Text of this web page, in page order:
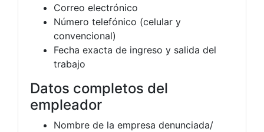
Correo electrónico
Número telefónico (celular y
convencional)
Fecha exacta de ingreso y salida del
trabajo
Datos completos del
empleador
Nombre de la empresa denunciada/